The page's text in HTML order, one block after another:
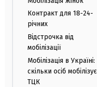
Контракт для 18-24-
річних
Відстрочка від
мобілізації
Мобілізація в Україні:
скільки осіб мобілізує
ТЦК